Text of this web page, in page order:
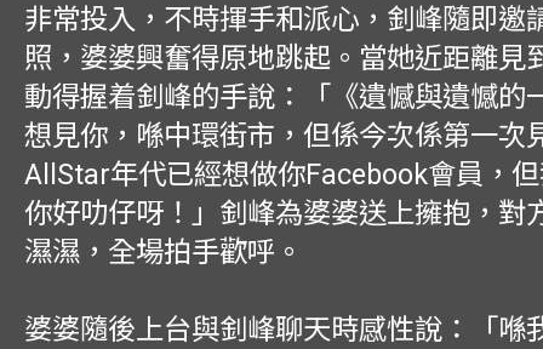
非常投入，不時揮手和派心，釗峰隨即邀
照，婆婆興奮得原地跳起。當她近距離見
動得握着釗峰的手說：「《遺憾與遺憾的
想見你，喺中環街市，但係今次係第一次
AllStar年代已經想做你Facebook會員，
你好叻仔呀！」釗峰為婆婆送上擁抱，對
濕濕，全場拍手歡呼。
婆婆隨後上台與釗峰聊天時感性說：「喺